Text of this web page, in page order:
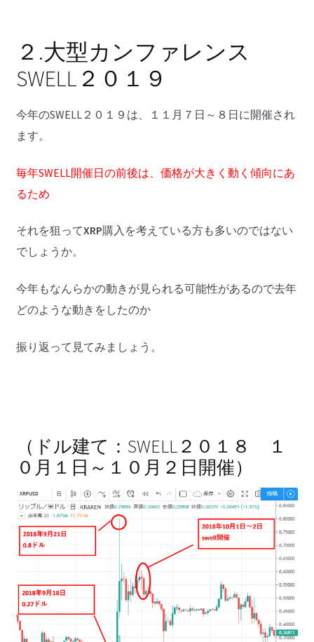
２.大型カンファレンス
SWELL２０１９
今年のSWELL２０１９は、１１月７日～８日に開催され
ます。
毎年SWELL開催日の前後は、価格が大きく動く傾向にあ
るため
それを狙ってXRP購入を考えている方も多いのではない
でしょうか。
今年もなんらかの動きが見られる可能性があるので去年
どのような動きをしたのか
振り返って見てみましょう。
（ドル建て：SWELL２０１８ １
０月１日～１０月２日開催）